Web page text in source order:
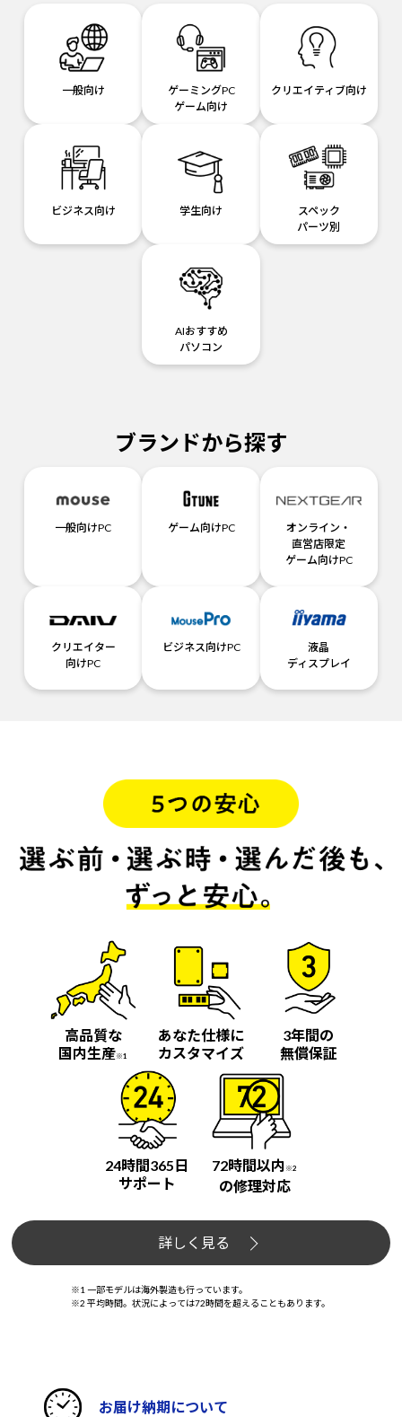
一般向け
ゲーミングPC
ゲーム向け
クリエイティブ向け
ビジネス向け 学生向け
スペック
パーツ別
AIおすすめ
パソコン
ブランドから探す
一般向けPC ゲーム向けPC
オンライン・
直営店限定
ゲーム向けPC
クリエイター
向けPC
ビジネス向けPC
液晶
ディスプレイ
高品質な
国内生産※1
あなた仕様に
カスタマイズ
3年間の
無償保証
24時間365日
サポート
72時間以内 ※2
の修理対応
詳しく見る
※1 一部モデルは海外製造も行っています。
※2 平均時間。状況によっては72時間を超えることもあります。
お届け納期について